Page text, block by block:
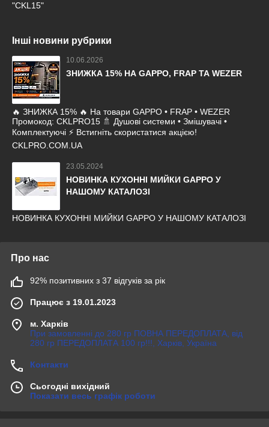
"CKL15"
Інші новини рубрики
10.06.2026
ЗНИЖКА 15% НА GAPPO, FRAP ТА WEZER
🔥 ЗНИЖКА 15% 🔥 На товари GAPPO • FRAP • WEZER
Промокод: CKLPRO15 🚿 Душові системи • Змішувачі •
Комплектуючі ⚡ Встигніть скористатися акцією!
CKLPRO.COM.UA
23.05.2024
НОВИНКА КУХОННІ МИЙКИ GAPPO У
НАШОМУ КАТАЛОЗІ
НОВИНКА КУХОННІ МИЙКИ GAPPO У НАШОМУ КАТАЛОЗІ
Про нас
92% позитивних з 37 відгуків за рік
Працює з 19.01.2023
м. Харків
При замовленні до 280 гр ПОВНА ПЕРЕДОПЛАТА, від
280 гр ПЕРЕДОПЛАТА 100 гр!!!, Харків, Україна
Контакти
Сьогодні вихідний
Показати весь графік роботи